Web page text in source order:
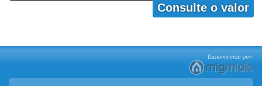
Consulte o valor